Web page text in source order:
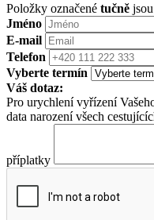
Položky označené tučně jsou
Jméno
E-mail
Telefon
Vyberte termín
Váš dotaz:
Pro urychlení vyřízení
data narození všech
příplatky